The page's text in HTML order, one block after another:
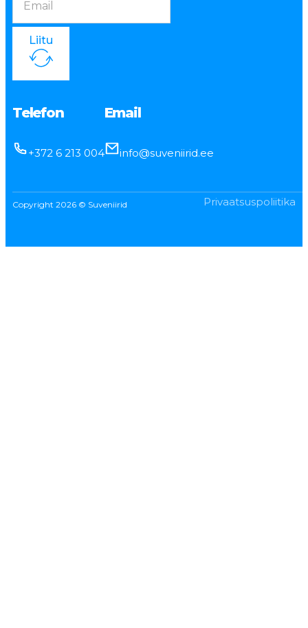
Liitu
Telefon
+372 6 213 004
Email
info@suveniirid.ee
Copyright 2026 © Suveniirid Privaatsuspoliitika